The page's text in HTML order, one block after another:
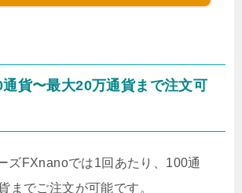
貨〜最大20万通貨まで注文可
ズFXnanoでは1回あたり、100通
までご注文が可能です。